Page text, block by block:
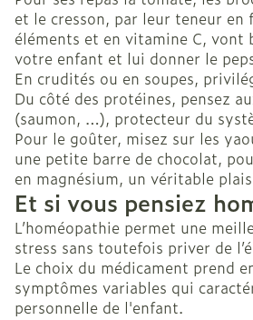
et le cresson, par leur teneur en
éléments et en vitamine C, vont
votre enfant et lui donner le
En crudités ou en soupes,
Du côté des protéines, pensez
(saumon, …), protecteur du
Pour le goûter, misez sur les
une petite barre de chocolat,
en magnésium, un véritable
Et si vous pensiez
L’homéopathie permet une
stress sans toutefois priver de
Le choix du médicament prend
symptômes variables qui
personnelle de l'enfant.